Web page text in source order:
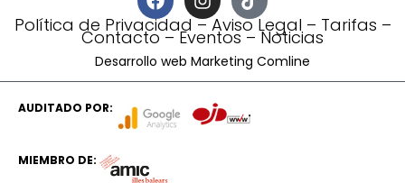
Política de Privacidad–Aviso Legal – Tarifas –
Contacto–Eventos–Noticias
Desarrollo web Marketing Comline
AUDITADO POR:
MIEMBRO DE: